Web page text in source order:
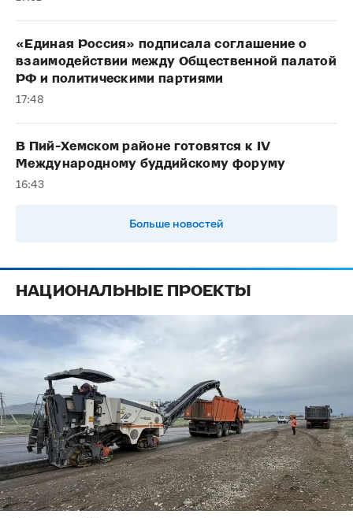
«Единая Россия» подписала соглашение о
взаимодействии между Общественной палатой
РФ и политическими партиями
17:48
В Пий-Хемском районе готовятся к IV
Международному буддийскому форуму
16:43
Больше новостей
НАЦИОНАЛЬНЫЕ ПРОЕКТЫ